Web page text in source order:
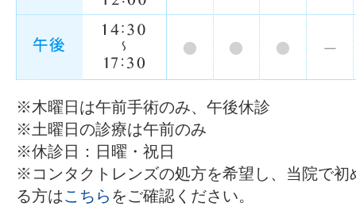
※木曜日は午前手術のみ、午後休診
※土曜日の診療は午前のみ
※休診日：日曜・祝日
※コンタクトレンズの処方を希望し、当院で初
る方はこちら をご確認ください。